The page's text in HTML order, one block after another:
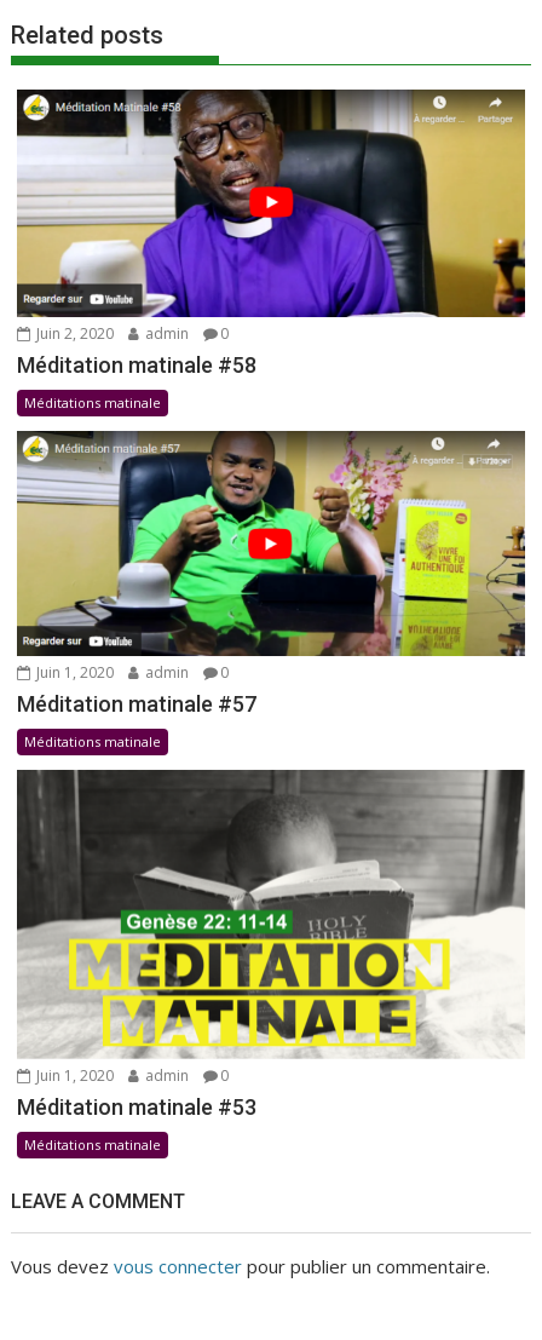
Related posts
Juin 2, 2020 admin 0
Méditation matinale #58
Méditations matinale
Juin 1, 2020 admin 0
Méditation matinale #57
Méditations matinale
Juin 1, 2020 admin 0
Méditation matinale #53
Méditations matinale
LEAVE A COMMENT
Vous devezvous connecter pour publier un commentaire.